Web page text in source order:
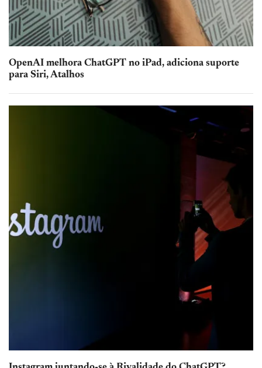
OpenAI melhora ChatGPT no iPad, adiciona suporte
para Siri, Atalhos